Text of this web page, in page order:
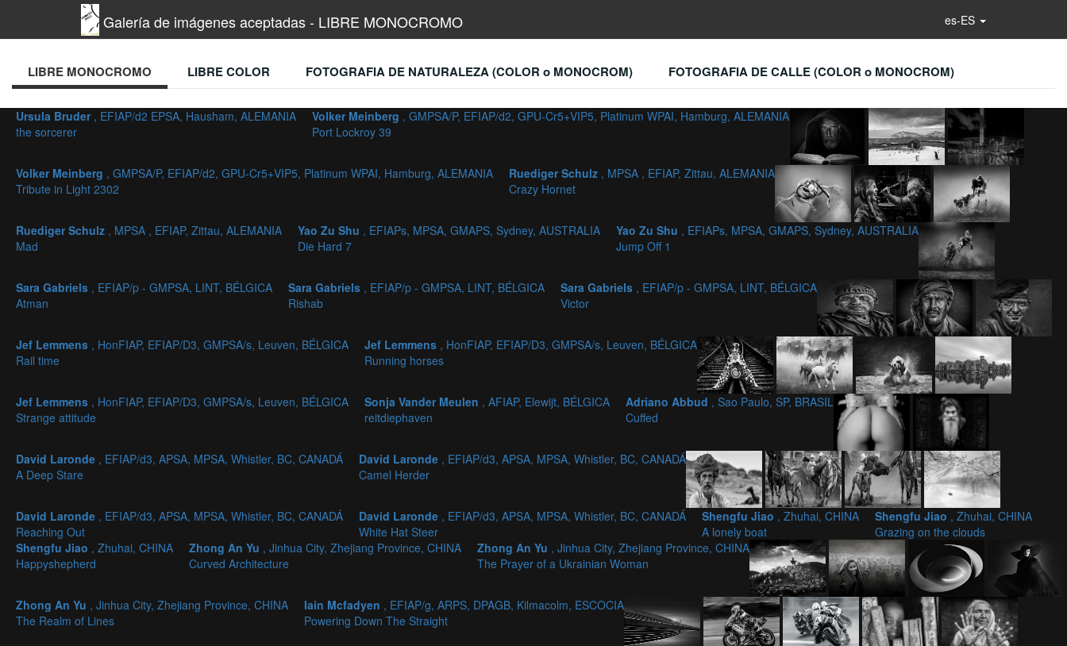
Galería de imágenes aceptadas - LIBRE MONOCROMO es-ES
LIBRE MONOCROMO LIBRE COLOR FOTOGRAFIA DE NATURALEZA (COLOR o MONOCROM) FOTOGRAFIA DE CALLE (COLOR o MONOCROM)
Ursula Bruder , EFIAP/d2 EPSA, Hausham, ALEMANIA
the sorcerer
Volker Meinberg , GMPSA/P, EFIAP/d2, GPU-Cr5+VIP5, Platinum WPAI, Hamburg, ALEMANIA
Port Lockroy 39
Volker Meinberg , GMPSA/P, EFIAP/d2, GPU-Cr5+VIP5, Platinum WPAI, Hamburg, ALEMANIA
Tribute in Light 2302
Ruediger Schulz , MPSA , EFIAP, Zittau, ALEMANIA
Crazy Hornet
Ruediger Schulz , MPSA , EFIAP, Zittau, ALEMANIA
Mad
Yao Zu Shu , EFIAPs, MPSA, GMAPS, Sydney, AUSTRALIA
Die Hard 7
Yao Zu Shu , EFIAPs, MPSA, GMAPS, Sydney, AUSTRALIA
Jump Off 1
Sara Gabriels , EFIAP/p - GMPSA, LINT, BÉLGICA
Atman
Sara Gabriels , EFIAP/p - GMPSA, LINT, BÉLGICA
Rishab
Sara Gabriels , EFIAP/p - GMPSA, LINT, BÉLGICA
Victor
Jef Lemmens , HonFIAP, EFIAP/D3, GMPSA/s, Leuven, BÉLGICA
Rail time
Jef Lemmens , HonFIAP, EFIAP/D3, GMPSA/s, Leuven, BÉLGICA
Running horses
Jef Lemmens , HonFIAP, EFIAP/D3, GMPSA/s, Leuven, BÉLGICA
Strange attitude
Sonja Vander Meulen , AFIAP, Elewijt, BÉLGICA
reitdiephaven
Adriano Abbud , Sao Paulo, SP, BRASIL
Cuffed
David Laronde , EFIAP/d3, APSA, MPSA, Whistler, BC, CANADÁ
A Deep Stare
David Laronde , EFIAP/d3, APSA, MPSA, Whistler, BC, CANADÁ
Camel Herder
David Laronde , EFIAP/d3, APSA, MPSA, Whistler, BC, CANADÁ
Reaching Out
David Laronde , EFIAP/d3, APSA, MPSA, Whistler, BC, CANADÁ
White Hat Steer
Shengfu Jiao , Zhuhai, CHINA
A lonely boat
Shengfu Jiao , Zhuhai, CHINA
Grazing on the clouds
Shengfu Jiao , Zhuhai, CHINA
Happyshepherd
Zhong An Yu , Jinhua City, Zhejiang Province, CHINA
Curved Architecture
Zhong An Yu , Jinhua City, Zhejiang Province, CHINA
The Prayer of a Ukrainian Woman
Zhong An Yu , Jinhua City, Zhejiang Province, CHINA
The Realm of Lines
Iain Mcfadyen , EFIAP/g, ARPS, DPAGB, Kilmacolm, ESCOCIA
Powering Down The Straight